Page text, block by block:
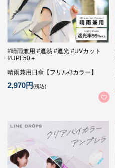
#晴雨兼用 #遮熱 #遮光 #UVカット
#UPF50＋
晴雨兼用日傘【フリル/3カラー】
2,970円(税込)